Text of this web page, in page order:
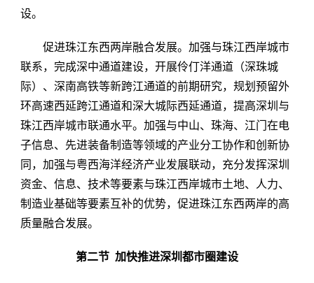
设。
促进珠江东西两岸融合发展。加强与珠江西岸城市
联系，完成深中通道建设，开展伶仃洋通道（深珠城
际）、深南高铁等新跨江通道的前期研究，规划预留外
环高速西延跨江通道和深大城际西延通道，提高深圳与
珠江西岸城市联通水平。加强与中山、珠海、江门在电
子信息、先进装备制造等领域的产业分工协作和创新协
同，加强与粤西海洋经济产业发展联动，充分发挥深圳
资金、信息、技术等要素与珠江西岸城市土地、人力、
制造业基础等要素互补的优势，促进珠江东西两岸的高
质量融合发展。
第二节 加快推进深圳都市圈建设